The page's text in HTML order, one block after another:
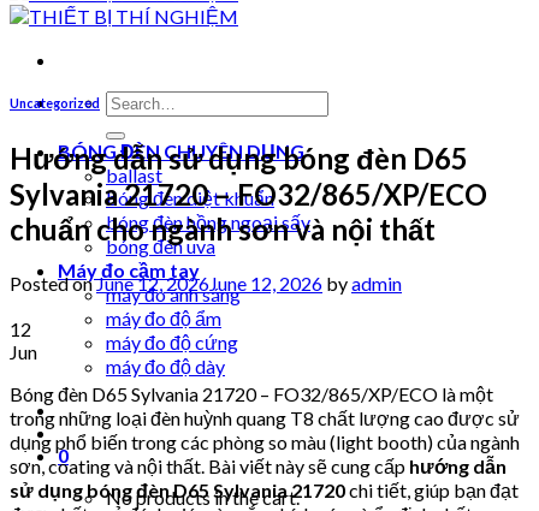
Search
for:
BÓNG ĐÈN CHUYÊN DỤNG
ballast
bóng đèn diệt khuẩn
bóng đèn hồng ngoại sấy
bóng đèn uva
Máy đo cầm tay
máy đo ánh sáng
máy đo độ ẩm
máy đo độ cứng
máy đo độ dày
0
No products in the cart.
Uncategorized
Hướng dẫn sử dụng bóng đèn D65
Sylvania 21720 – FO32/865/XP/ECO
chuẩn cho ngành sơn và nội thất
Posted onJune 12, 2026June 12, 2026 byadmin
12
Jun
Bóng đèn D65 Sylvania 21720 – FO32/865/XP/ECO là một
trong những loại đèn huỳnh quang T8 chất lượng cao được sử
dụng phổ biến trong các phòng so màu (light booth) của ngành
sơn, coating và nội thất. Bài viết này sẽ cung cấp hướng dẫn
sử dụng bóng đèn D65 Sylvania 21720chi tiết, giúp bạn đạt